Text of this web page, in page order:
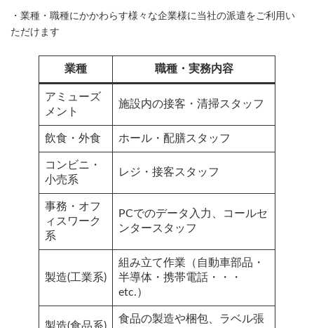
・業種・職種にかかわらす様々な企業様に当社の派遣をご利用い
ただけます
業種 職種・実務内容
アミューズ
メント
施設内の接客・清掃スタッフ
飲食・外食 ホール・配膳スタッフ
コンビニ・
小売系
レジ・接客スタッフ
事務・オフ
ィスワーク
系
PCでのデータ入力、コールセ
ンタースタッフ
製造(工業系)
組み立て作業（自動車部品・
半導体・携帯電話・・・
etc.）
食品の製造や梱包、ラベル張